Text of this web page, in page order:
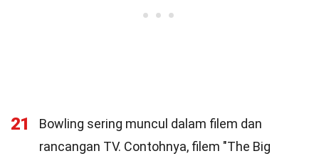
21
Bowling sering muncul dalam filem dan
rancangan TV. Contohnya, filem "The Big